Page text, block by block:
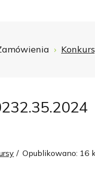
Opublikowano: 16